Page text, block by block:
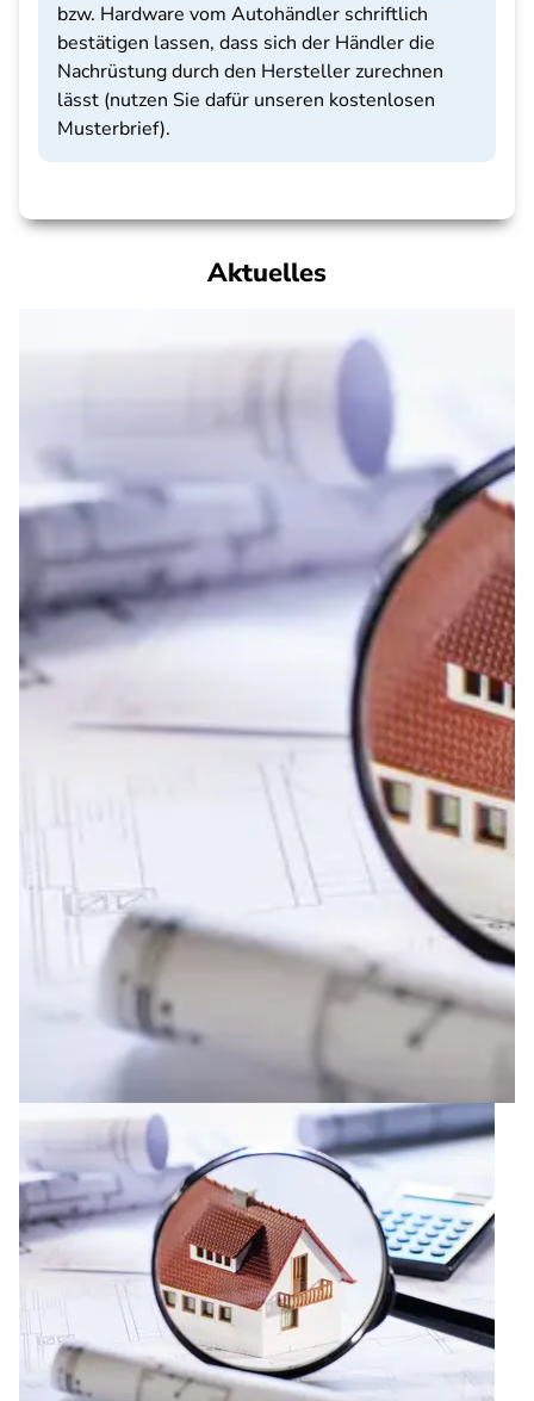
bzw. Hardware vom Autohändler schriftlich
bestätigen lassen, dass sich der Händler die
Nachrüstung durch den Hersteller zurechnen
lässt (nutzen Sie dafür unseren kostenlosen
Musterbrief).
Aktuelles